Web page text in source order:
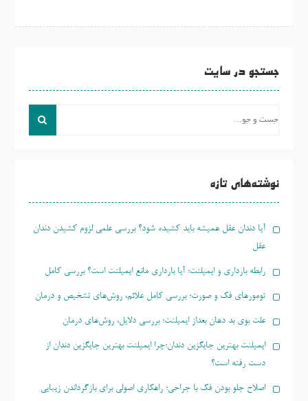
جستجو در سایت
نوشته‌های تازه
آیا دندان عقل همیشه باید کشیده شود؟ بررسی علمی لزوم کشیدن دندان
عقل
رابطه بارداری و ایمپلنت؛ آیا بارداری مانع ایمپلنت است؟ بررسی کامل
تومورهای فک و صورت؛ بررسی کامل علائم، روش‌های تشخیص و درمان
علت بوی بد دهان بعداز ایمپلنت؛ بررسی دلایل، روش‌های درمان
ایمپلنت بهترین جایگزین دندان؛چرا ایمپلنت بهترین جایگزین دندان از
دست رفته است؟
اصلاح جلو بودن فک با جراحی؛ راهکاری اصولی برای بازگرداندن زیبایی